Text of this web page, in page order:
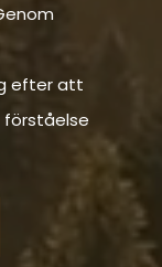
efter att
förståelse